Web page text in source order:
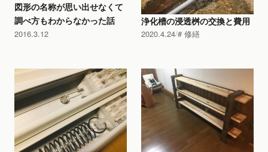
図形の名称が思い出せなくて
調べ方もわからなかった話
2016.3.12
浄化槽の浸透桝の交換と費用
2020.4.24 修繕